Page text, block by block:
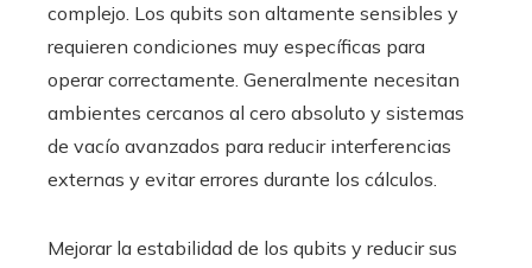
complejo. Los qubits son altamente sensibles y
requieren condiciones muy específicas para
operar correctamente. Generalmente necesitan
ambientes cercanos al cero absoluto y sistemas
de vacío avanzados para reducir interferencias
externas y evitar errores durante los cálculos.
Mejorar la estabilidad de los qubits y reducir sus